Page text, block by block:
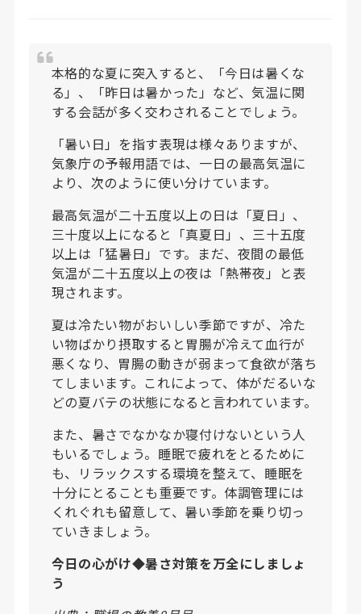
本格的な夏に突入すると、「今日は暑くな
る」、「昨日は暑かった」など、気温に関
する会話が多く交わされることでしょう。
「暑い日」を指す表現は様々ありますが、
気象庁の予報用語では、一日の最高気温に
より、次のように使い分けています。
最高気温が二十五度以上の日は「夏日」、
三十度以上になると「真夏日」、三十五度
以上は「猛暑日」です。まだ、夜間の最低
気温が二十五度以上の夜は「熱帯夜」と表
現されます。
夏は冷たい物がおいしい季節ですが、冷た
い物ばかり摂取すると胃腸が冷えて血行が
悪くなり、胃腸の動きが弱まって食欲が落ち
てしまいます。これによって、体がだるいな
どの夏バテの状態になると言われています。
また、暑さでなかなか寝付けないという人
もいるでしょう。睡眠で疲れをとるために
も、リラックスする環境を整えて、睡眠を
十分にとることも重要です。体調管理には
くれぐれも留意して、暑い季節を乗り切っ
ていきましょう。
今日の心がけ◆暑さ対策を万全にしましょ
う